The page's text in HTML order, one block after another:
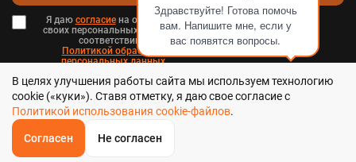
Здравствуйте! Готова помочь
вам. Напишите мне, если у
вас появятся вопросы.
ОБРАТНЫЙЗВОНОК
Я даю согласиена обработку
своих персональных данных в
соответствии с
Политикой обработки
персональных данных
Пользовательским соглашением .
Стальтека - библиотека стальных решений в Хабаровске, 2026
Главная
В целях улучшения работы сайта мы используем технологию
cookie («куки»). Ставя отметку, я даю свое согласие с
Политикой использования cookie-файлов.
Согласен Не согласен